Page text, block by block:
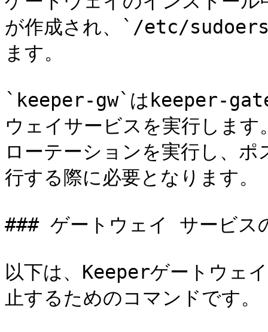
が作成され、`/etc/
ます。
`keeper-gw`はkeeper-
ウェイサービスを実行しま
ローテーションを実行し、
行する際に必要となります。
### ゲートウェイ サービス
以下は、Keeperゲートウェ
止するためのコマンドです。